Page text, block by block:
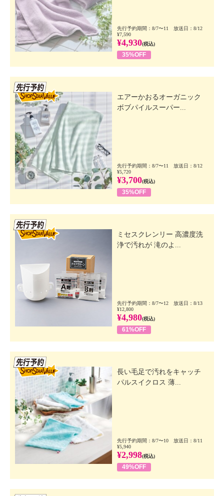
先行予約期間：8/7〜11 放送日：8/12
¥7,590
¥4,930(税込)
35%OFF
エアーかおるオーガニック
ボブパイルスーパー...
先行予約期間：8/7〜11 放送日：8/12
¥5,720
¥3,700(税込)
35%OFF
ミセスクレンリー 高濃度洗
浄で汚れが 滝のよ...
先行予約期間：8/7〜12 放送日：8/13
¥12,800
¥4,980(税込)
61%OFF
長い毛足で汚れをキャッチ
パルスイクロス 薄...
先行予約期間：8/7〜10 放送日：8/11
¥5,940
¥2,998(税込)
49%OFF